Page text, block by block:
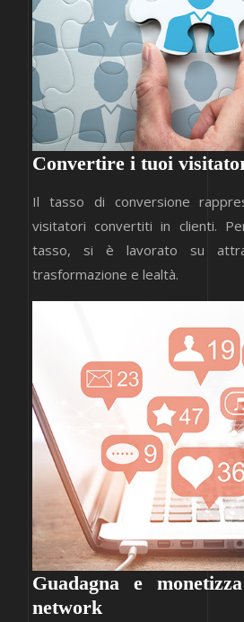
Convertire i tuoi
Il tasso di conversione
visitatori convertiti in clienti.
tasso, si è lavorato su
trasformazione e lealtà.
Guadagna e
network